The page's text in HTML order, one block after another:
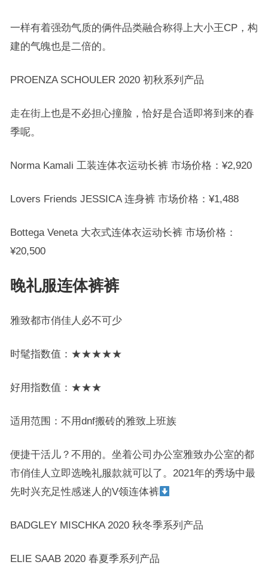
一样有着强劲气质的俩件品类融合称得上大小王CP，构
建的气魄也是二倍的。
PROENZA SCHOULER 2020 初秋系列产品
走在街上也是不必担心撞脸，恰好是合适即将到来的春
季呢。
Norma Kamali 工装连体衣运动长裤 市场价格：¥2,920
Lovers Friends JESSICA 连身裤 市场价格：¥1,488
Bottega Veneta 大衣式连体衣运动长裤 市场价格：
¥20,500
晚礼服连体裤裤
雅致都市俏佳人必不可少
时髦指数值：★★★★★
好用指数值：★★★
适用范围：不用dnf搬砖的雅致上班族
便捷干活儿？不用的。坐着公司办公室雅致办公室的都
市俏佳人立即选晚礼服款就可以了。2021年的秀场中最
先时兴充足性感迷人的V领连体裤
BADGLEY MISCHKA 2020 秋冬季系列产品
ELIE SAAB 2020 春夏季系列产品